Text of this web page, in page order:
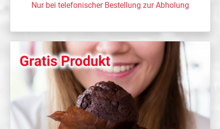
Nur bei telefonischer Bestellung zur Abholung